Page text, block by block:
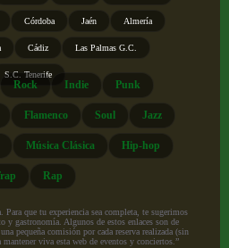
Córdoba Jaén Almería
Cádiz Las Palmas G.C.
S.C. Tenerife
Rock Indie Punk
Flamenco Soul Jazz
Música Clásica Hip-hop
Rap
Para que tu experiencia sea completa, te sugerimos
y gastronomía. Algunos de estos enlaces son de
pequeña comisión por cada reserva realizada (sin
viva esta web de eventos y conciertos.”